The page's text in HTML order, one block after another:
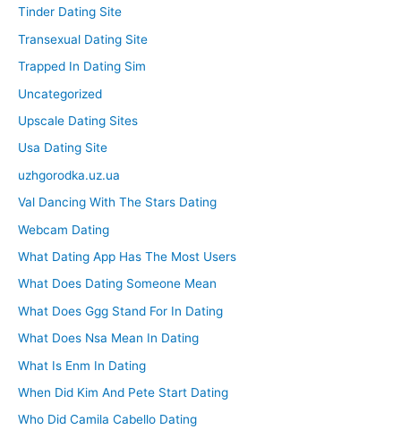
Tinder Dating Site
Transexual Dating Site
Trapped In Dating Sim
Uncategorized
Upscale Dating Sites
Usa Dating Site
uzhgorodka.uz.ua
Val Dancing With The Stars Dating
Webcam Dating
What Dating App Has The Most Users
What Does Dating Someone Mean
What Does Ggg Stand For In Dating
What Does Nsa Mean In Dating
What Is Enm In Dating
When Did Kim And Pete Start Dating
Who Did Camila Cabello Dating